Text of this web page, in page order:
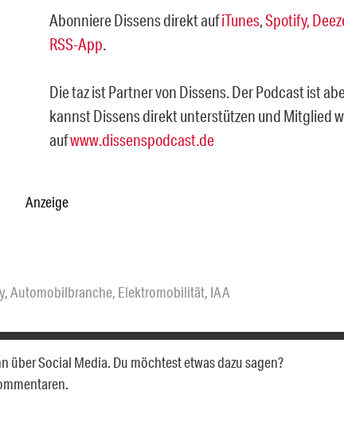
Abonniere Dissens direkt aufiTunes,Spotify,
RSS-App.
Die taz ist Partner von Dissens. Der Podcast ist
kannst Dissens direkt unterstützen und Mitglied
aufwww.dissenspodcast.de
Anzeige
,Automobilbranche, Elektromobilität, IAA
über Social Media. Du möchtest etwas dazu sagen?